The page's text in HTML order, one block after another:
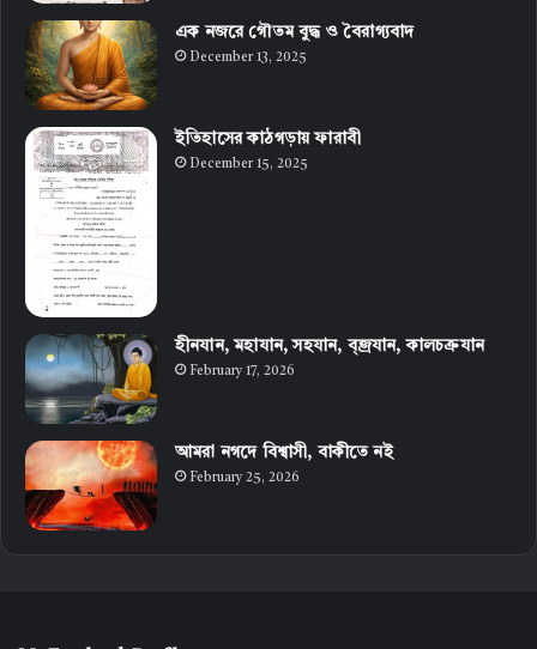
এক নজরে গৌতম বুদ্ধ ও বৈরাগ্যবাদ
December 13, 2025
ইতিহাসের কাঠগড়ায় ফারাবী
December 15, 2025
হীনযান, মহাযান, সহযান, ব্জ্রযান, কালচক্রযান
February 17, 2026
আমরা নগদে বিশ্বাসী, বাকীতে নই
February 25, 2026